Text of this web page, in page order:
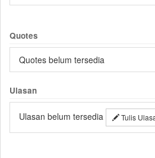
Quotes
Quotes belum tersedia
Ulasan
Ulasan belum tersedia Tulis